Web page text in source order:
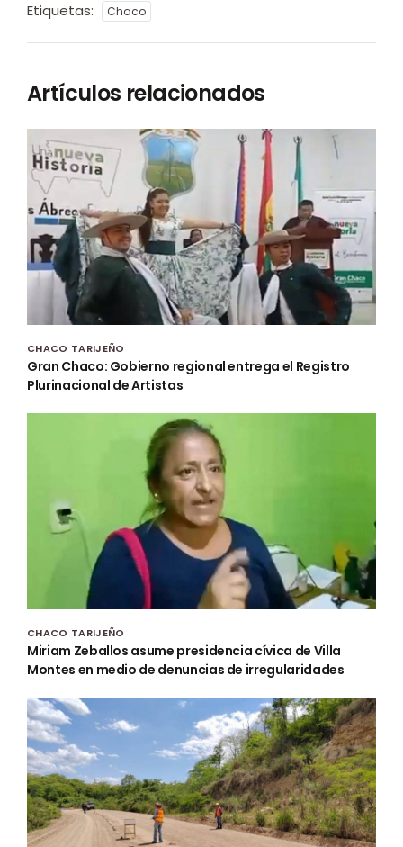
Etiquetas: Chaco
Artículos relacionados
CHACO TARIJEÑO
Gran Chaco: Gobierno regional entrega el Registro
Plurinacional de Artistas
CHACO TARIJEÑO
Miriam Zeballos asume presidencia cívica de Villa
Montes en medio de denuncias de irregularidades